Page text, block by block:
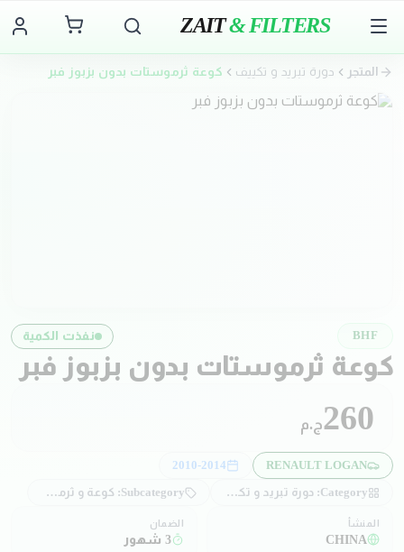
ZAIT& FILTERS
المتجر دورة تبريد و تكييف كوعة ثرموستات بدون بزبوز فبر
BHF نفذت الكمية
كوعة ثرموستات بدون بزبوز فبر
260ج.م
RENAULT LOGAN
2010-2014
Category: دورة تبريد و تكييف Subcategory: كوعة و ثرموستات
المنشأ
CHINA
الضمان
3 شهور